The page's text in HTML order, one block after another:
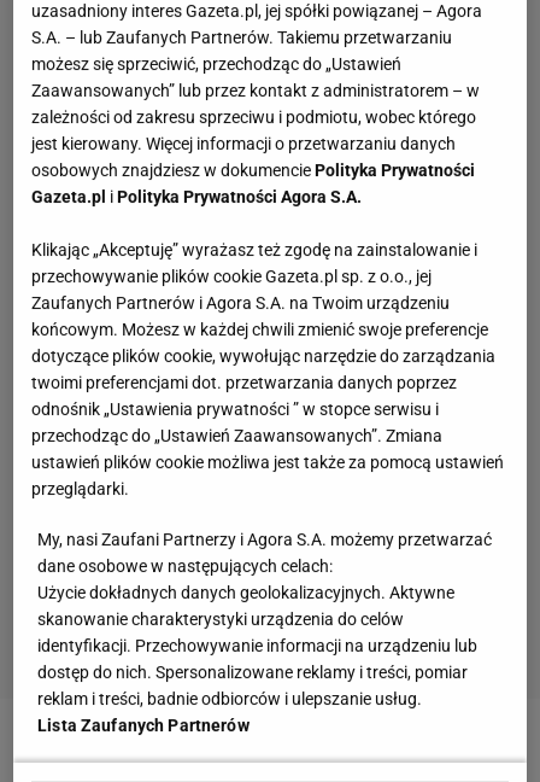
uzasadniony interes Gazeta.pl, jej spółki powiązanej – Agora
S.A. – lub Zaufanych Partnerów. Takiemu przetwarzaniu
możesz się sprzeciwić, przechodząc do „Ustawień
Zaawansowanych” lub przez kontakt z administratorem – w
zależności od zakresu sprzeciwu i podmiotu, wobec którego
jest kierowany. Więcej informacji o przetwarzaniu danych
osobowych znajdziesz w dokumenciePolityka Prywatności
Gazeta.pl iPolityka Prywatności Agora S.A.
Klikając „Akceptuję” wyrażasz też zgodę na zainstalowanie i
przechowywanie plików cookie Gazeta.pl sp. z o.o., jej
Zaufanych Partnerów i Agora S.A. na Twoim urządzeniu
końcowym. Możesz w każdej chwili zmienić swoje preferencje
dotyczące plików cookie, wywołując narzędzie do zarządzania
twoimi preferencjami dot. przetwarzania danych poprzez
odnośnik „Ustawienia prywatności ” w stopce serwisu i
przechodząc do „Ustawień Zaawansowanych”. Zmiana
ustawień plików cookie możliwa jest także za pomocą ustawień
przeglądarki.
My, nasi Zaufani Partnerzy i Agora S.A. możemy przetwarzać
dane osobowe w następujących celach:
Użycie dokładnych danych geolokalizacyjnych. Aktywne
skanowanie charakterystyki urządzenia do celów
identyfikacji. Przechowywanie informacji na urządzeniu lub
dostęp do nich. Spersonalizowane reklamy i treści, pomiar
reklam i treści, badnie odbiorców i ulepszanie usług.
Lista Zaufanych Partnerów